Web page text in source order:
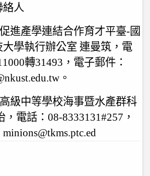
絡人
進產學連結合作育才平臺-國
大學執行辦公室 連曼筑，電
轉31493 ，電子郵件：
。
級中等學校海事暨水產群科
，電話： 08-8333131#257 ，
minions@tkms.ptc.ed